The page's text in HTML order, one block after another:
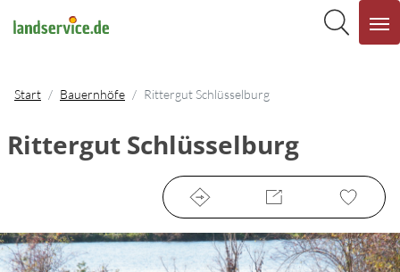
Start Bauernhöfe Rittergut Schlüsselburg
Rittergut Schlüsselburg